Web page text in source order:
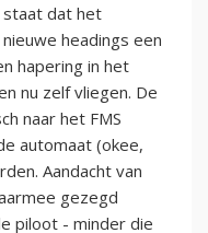
staat dat het
headings een
hapering in het
nu zelf vliegen. De
naar het FMS
automaat (okee,
Aandacht van
gezegd
piloot - minder die